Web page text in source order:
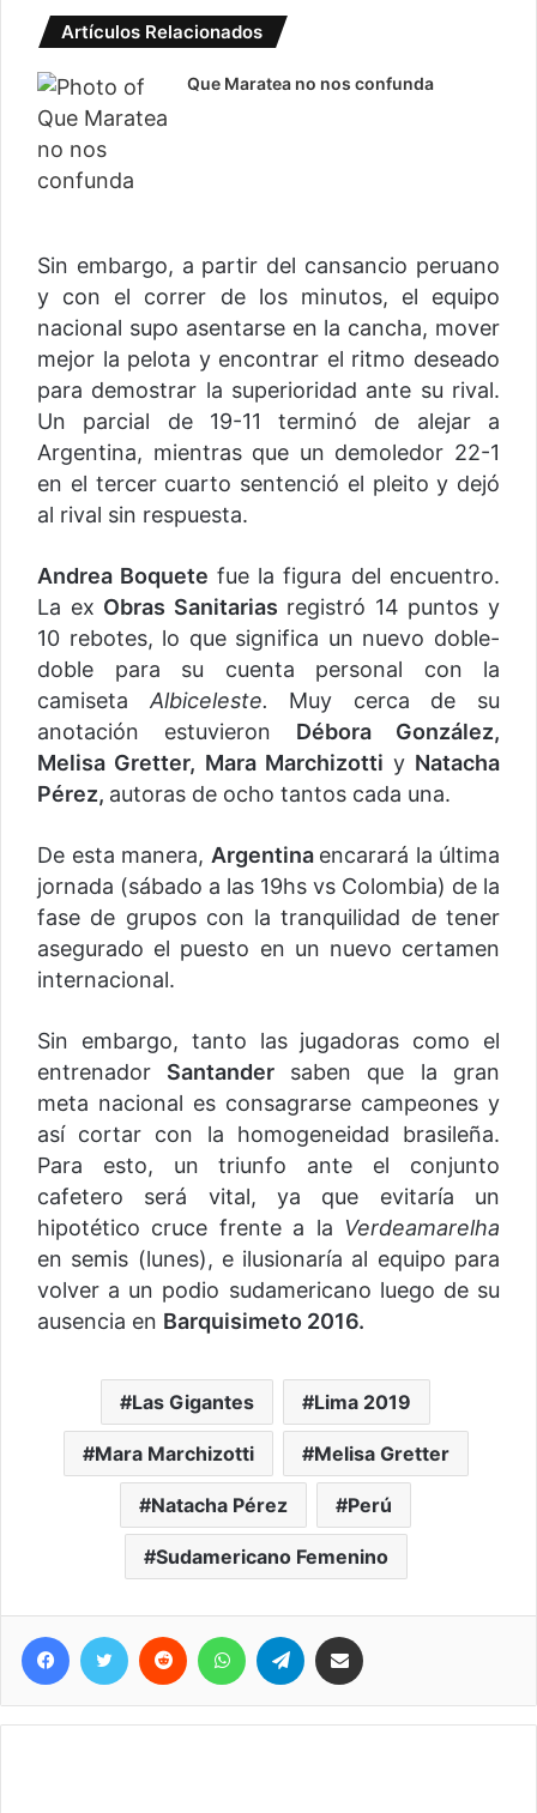
Artículos Relacionados
Que Maratea no nos confunda
Sin embargo, a partir del cansancio peruano
y con el correr de los minutos, el equipo
nacional supo asentarse en la cancha, mover
mejor la pelota y encontrar el ritmo deseado
para demostrar la superioridad ante su rival.
Un parcial de 19-11 terminó de alejar a
Argentina, mientras que un demoledor 22-1
en el tercer cuarto sentenció el pleito y dejó
al rival sin respuesta.
Andrea Boquete fue la figura del encuentro.
La ex Obras Sanitarias registró 14 puntos y
10 rebotes, lo que significa un nuevo doble-
doble para su cuenta personal con la
camisetaAlbiceleste. Muy cerca de su
anotación estuvieron Débora González,
Melisa Gretter, Mara Marchizotti y Natacha
Pérez, autoras de ocho tantos cada una.
De esta manera, Argentina encarará la última
jornada (sábado a las 19hs vs Colombia) de la
fase de grupos con la tranquilidad de tener
asegurado el puesto en un nuevo certamen
internacional.
Sin embargo, tanto las jugadoras como el
entrenador Santander saben que la gran
meta nacional es consagrarse campeones y
así cortar con la homogeneidad brasileña.
Para esto, un triunfo ante el conjunto
cafetero será vital, ya que evitaría un
hipotético cruce frente a la Verdeamarelha
en semis (lunes), e ilusionaría al equipo para
volver a un podio sudamericano luego de su
ausencia en Barquisimeto 2016.
Las Gigantes Lima 2019
Mara Marchizotti Melisa Gretter
Natacha Pérez Perú
Sudamericano Femenino
Telegram